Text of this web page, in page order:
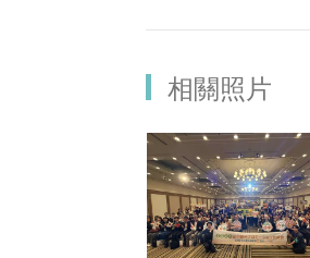
相關照片